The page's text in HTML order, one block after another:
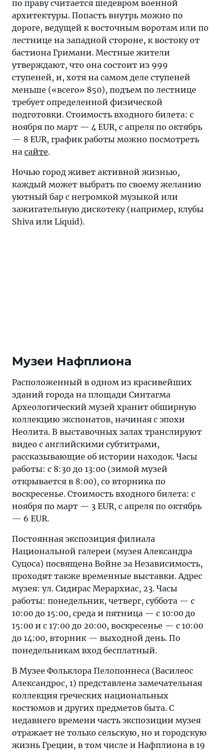
по праву считается шедевром военной
архитектуры. Попасть внутрь можно по
дороге, ведущей к восточным воротам или по
лестнице на западной стороне, к востоку от
бастиона Гримани. Местные жители
утверждают, что она состоит из 999
ступеней, и, хотя на самом деле ступеней
меньше («всего» 850), подъем по лестнице
требует определенной физической
подготовки. Стоимость входного билета: с
ноября по март — 4 EUR, с апреля по октябрь
— 8 EUR, график работы можно посмотреть
на сайте.
Ночью город живет активной жизнью,
каждый может выбрать по своему желанию
уютный бар с негромкой музыкой или
зажигательную дискотеку (например, клубы
Shiva или Liquid).
Музеи Нафплиона
Расположенный в одном из красивейших
зданий города на площади Синтагма
Археологический музей хранит обширную
коллекцию экспонатов, начиная с эпохи
Неолита. В выставочных залах транслируют
видео с английскими субтитрами,
рассказывающие об истории находок. Часы
работы: с 8:30 до 13:00 (зимой музей
открывается в 8:00), со вторника по
воскресенье. Стоимость входного билета: с
ноября по март — 3 EUR, с апреля по октябрь
— 6 EUR.
Постоянная экспозиция филиала
Национальной галереи (музея Александра
Суцоса) посвящена Войне за Независимость,
проходят также временные выставки. Адрес
музея: ул. Сидирас Мерархиас, 23. Часы
работы: понедельник, четверг, суббота — с
10:00 до 15:00, среда и пятница — с 10:00 до
15:00 и с 17:00 до 20:00, воскресенье — с 10:00
до 14:00, вторник — выходной день. По
понедельникам вход бесплатный.
В Музее Фольклора Пелопоннеса (Василеос
Александрос, 1) представлена замечательная
коллекция греческих национальных
костюмов и других предметов быта. С
недавнего времени часть экспозиции музея
отражает не только сельскую, но и городскую
жизнь Греции, в том числе и Нафплиона в 19